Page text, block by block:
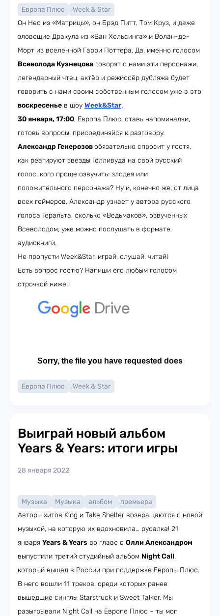
Европа Плюс
Week & Star
Он Нео из «Матрицы», он Брэд Питт, Том Круз, и даже
зловещие Дракула из «Ван Хельсинга» и Волан-де-
Морт из вселенной Гарри Поттера. Да, именно голосом
Всеволода Кузнецова говорят с нами эти персонажи,
легендарный чтец, актёр и режиссёр дубляжа будет
говорить с нами своим собственным голосом уже в это
воскресенье в шоу Week&Star.
30 января, 17:00, Европа Плюс, ставь напоминалки,
готовь вопросы, присоединяйся к разговору.
Александр Генерозовобязательно спросит у гостя,
как реагируют звёзды Голливуда на свой русский
голос, кого проще озвучить: злодея или
положительного персонажа? Ну и, конечно же, от лица
всех геймеров, Александр узнает у автора русского
голоса Геральта, сколько «Ведьмаков», озвученных
Всеволодом, уже можно послушать в формате
аудиокниги.
Не пропусти Week&Star, играй, слушай, читай!
Есть вопрос гостю? Напиши его любым голосом
строчкой ниже!
Европа Плюс Week & Star
Выиграй новый альбом
Years & Years: итоги игры
28 января 2022
Музыка Музыка альбом
премьера
Авторы хитов King и Take Shelter возвращаются с новой
музыкой, на которую их вдохновила… русалка! 21
января Years & Years во главе с Олли Александром
выпустили третий студийный альбом Night Call,
который вышел в России при поддержке Европы Плюс.
В него вошли 11 треков, среди которых ранее
вышедшие синглы Starstruck и Sweet Talker. Мы
разыгрывали Night Call на Европе Плюс – ты мог